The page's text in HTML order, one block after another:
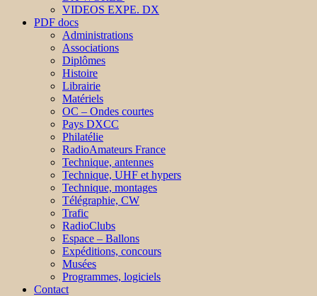
VIDEOS EXPE. DX
PDF docs
Administrations
Associations
Diplômes
Histoire
Librairie
Matériels
OC – Ondes courtes
Pays DXCC
Philatélie
RadioAmateurs France
Technique, antennes
Technique, UHF et hypers
Technique, montages
Télégraphie, CW
Trafic
RadioClubs
Espace – Ballons
Expéditions, concours
Musées
Programmes, logiciels
Contact